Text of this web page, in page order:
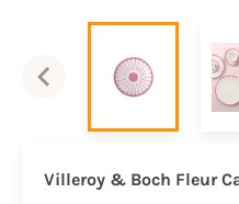
Villeroy & Boch Fleur